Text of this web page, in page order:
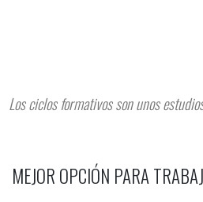
Los ciclos formativos son unos
MEJOR OPCIÓN PARA